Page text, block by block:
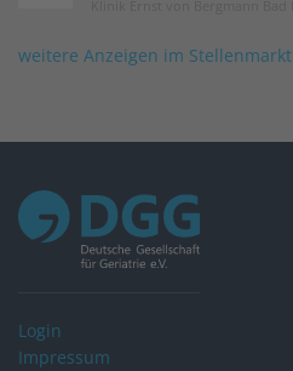
weitere Anzeigen im Stellenmarkt
Login
Impressum